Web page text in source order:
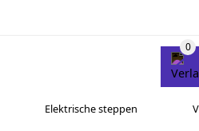
Elektrische steppen